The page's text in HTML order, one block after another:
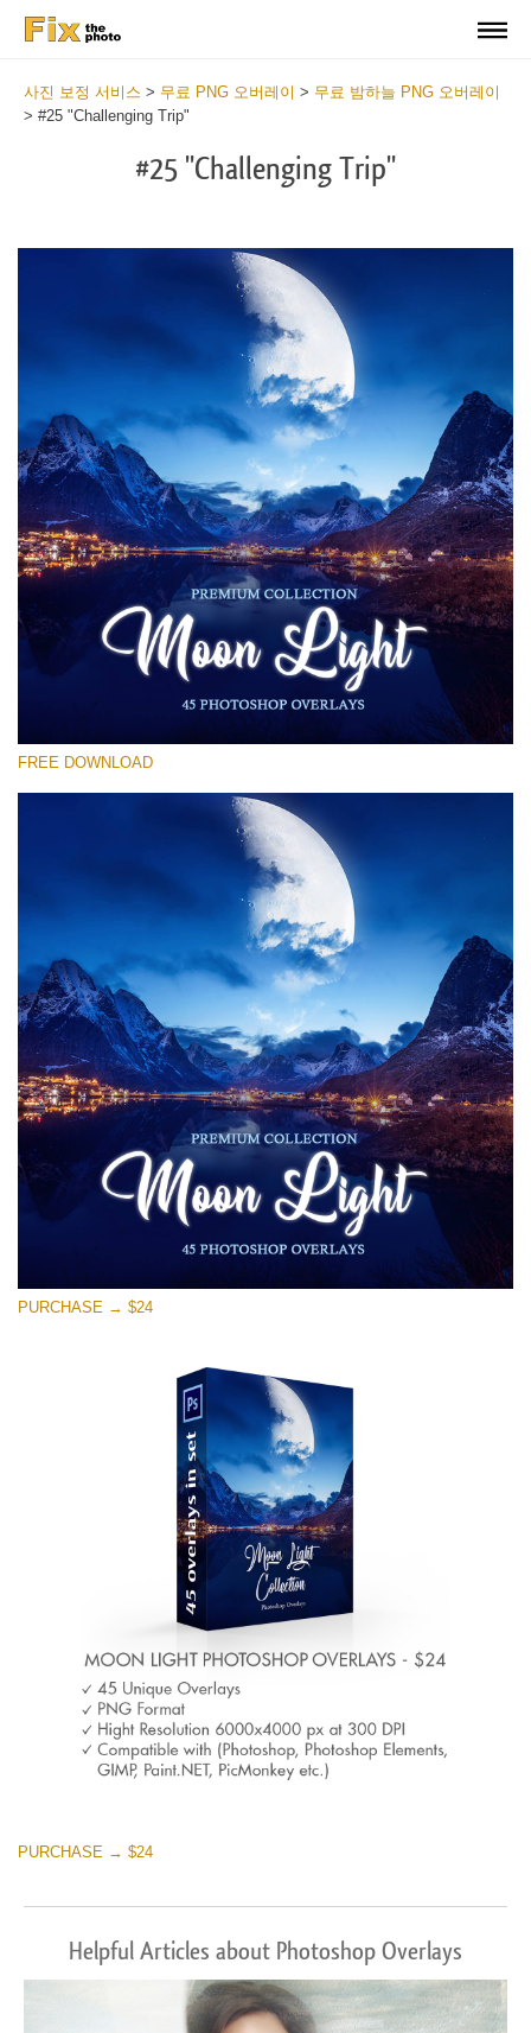
사진 보정 서비스 > 무료 PNG 오버레이 > 무료 밤하늘 PNG 오버레이
> #25 "Challenging Trip"
#25 "Challenging Trip"
선택 해주세요
Free Moon Overlay #25
Small 800*533px
(45 Overlays)
Large 6000*4000px
(1783 Overlays)
Large 6000*4000px
무료 다운로드
FREE DOWNLOAD
PURCHASE → $24
PURCHASE → $24
Helpful Articles about Photoshop Overlays